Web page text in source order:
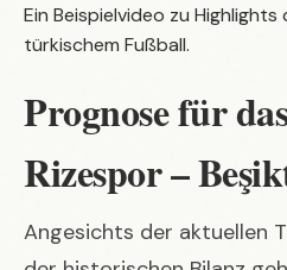
Ein Beispielvideo zu
türkischem Fußball.
Prognose für
Rizespor –
Angesichts der aktuellen